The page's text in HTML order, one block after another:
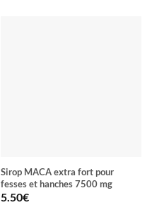
Sirop MACA extra fort pour
fesses et hanches 7500 mg
5.50€